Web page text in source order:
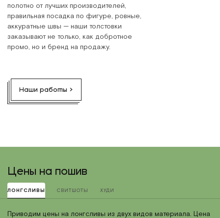
полотно от лучших производителей,
правильная посадка по фигуре, ровные,
аккуратные швы — наши толстовки
заказывают не только, как добротное
промо, но и бренд на продажу.
Наши работы >
Цены на пошив
ЛОНГСЛИВЫ СВИТШОТЫ ХУДИ
Приводим цены на лонгсливы из двух видов материала. Цена